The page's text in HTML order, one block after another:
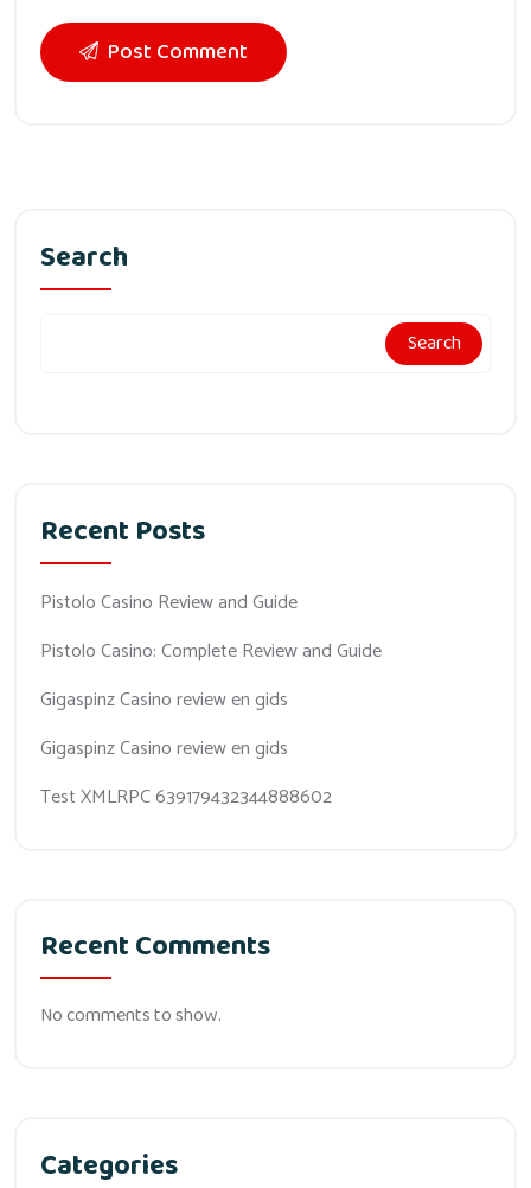
Post Comment
Search
Search
Recent Posts
Pistolo Casino Review and Guide
Pistolo Casino: Complete Review and Guide
Gigaspinz Casino review en gids
Gigaspinz Casino review en gids
Test XMLRPC 639179432344888602
Recent Comments
No comments to show.
Categories